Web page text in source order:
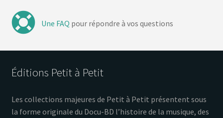
Une FAQ pour répondre à vos questions
Éditions Petit à Petit
Les collections majeures de Petit à Petit présentent sous
la forme originale du Docu-BD l’histoire de la musique, des